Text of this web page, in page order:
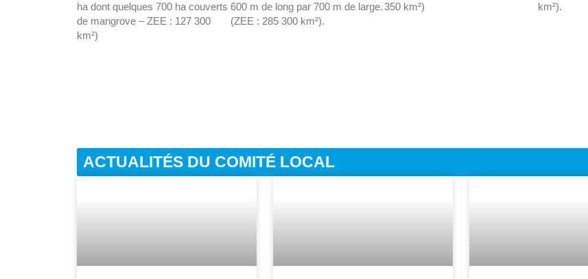
ha dont quelques 700 ha couverts
de mangrove – ZEE : 127 300
km²)
600 m de long par 700 m de large.
(ZEE : 285 300 km²).
350 km²)
km²).
ACTUALITÉS DU COMITÉ LOCAL